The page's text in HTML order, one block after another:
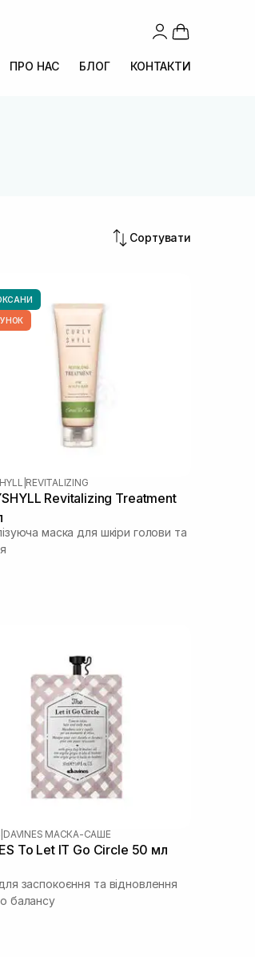
ПРО НАС БЛОГ КОНТАКТИ
Сортувати
REVITALIZING
Revitalizing Treatment
маска для шкіри голови та
DAVINES МАСКА-САШЕ
To Let IT Go Circle 50 мл
заспокоєння та відновлення
балансу